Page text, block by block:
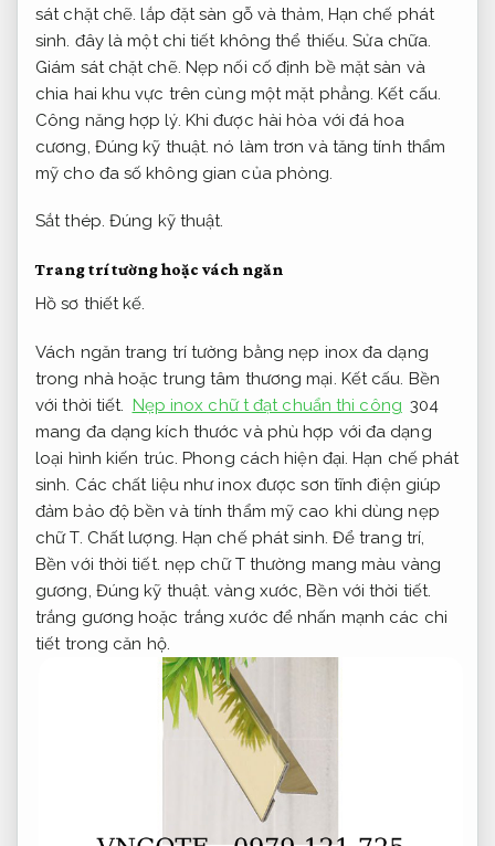
sát chặt chẽ. lắp đặt sàn gỗ và thảm, Hạn chế phát
sinh. đây là một chi tiết không thể thiếu.Sửa chữa.
Giám sát chặt chẽ. Nẹp nối cố định bề mặt sàn và
chia hai khu vực trên cùng một mặt phẳng.Kết cấu.
Công năng hợp lý. Khi được hài hòa với đá hoa
cương, Đúng kỹ thuật. nó làm trơn và tăng tính thẩm
mỹ cho đa số không gian của phòng.
Sắt thép. Đúng kỹ thuật.
Trang trí tường hoặc vách ngăn
Hồ sơ thiết kế.
Vách ngăn trang trí tường bằng nẹp inox đa dạng
trong nhà hoặc trung tâm thương mại. Kết cấu. Bền
với thời tiết. Nẹp inox chữ t đạt chuẩn thi công 304
mang đa dạng kích thước và phù hợp với đa dạng
loại hình kiến trúc.Phong cách hiện đại. Hạn chế phát
sinh. Các chất liệu như inox được sơn tĩnh điện giúp
đảm bảo độ bền và tính thẩm mỹ cao khi dùng nẹp
chữ T. Chất lượng. Hạn chế phát sinh. Để trang trí,
Bền với thời tiết. nẹp chữ T thường mang màu vàng
gương, Đúng kỹ thuật. vàng xước,Bền với thời tiết.
trắng gương hoặc trắng xước để nhấn mạnh các chi
tiết trong căn hộ.